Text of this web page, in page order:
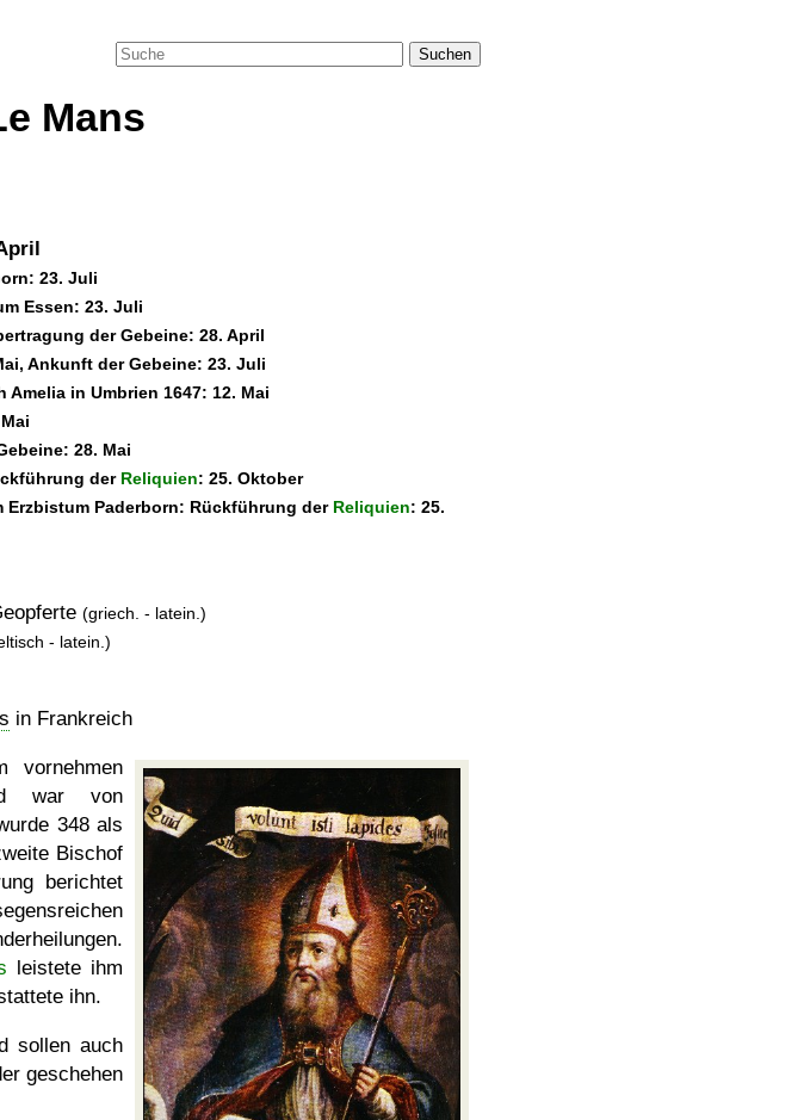
Suchen
Mans
23. Juli
Essen: 23. Juli
der Gebeine: 28. April
Ankunft der Gebeine: 23. Juli
in Umbrien 1647: 12. Mai
28. Mai
der Reliquien: 25. Oktober
Erzbistum Paderborn: Rückführung der Reliquien: 25.
(griech. - latein.)
- latein.)
in Frankreich
vornehmen
war von
348 als
Bischof
berichtet
leistete ihm
ihn.
sollen auch
geschehen